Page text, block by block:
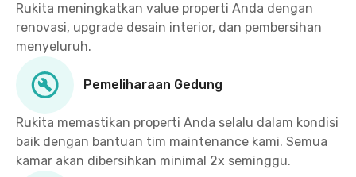
Rukita meningkatkan value properti Anda dengan
renovasi, upgrade desain interior, dan pembersihan
menyeluruh.
Pemeliharaan Gedung
Rukita memastikan properti Anda selalu dalam kondisi
baik dengan bantuan tim maintenance kami. Semua
kamar akan dibersihkan minimal 2x seminggu.